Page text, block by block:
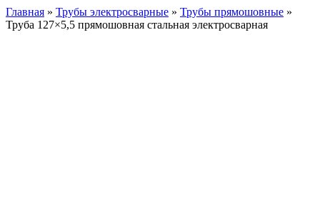
Главная » Трубы электросварные » Трубы прямошовные »
Труба 127×5,5 прямошовная стальная электросварная